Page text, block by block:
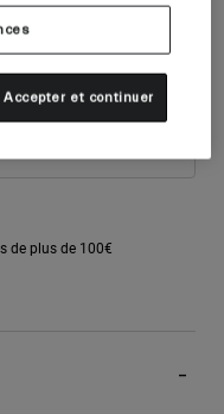
de plus de 100€
Accepter et continuer